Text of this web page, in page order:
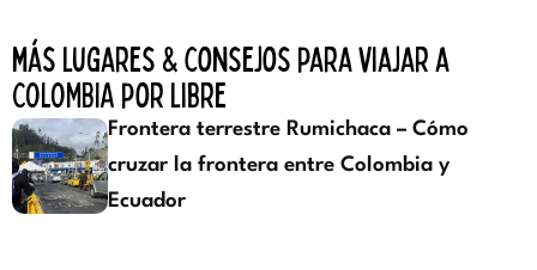
más lugares & consejos para viajar a
COLOMBIA por libre
Frontera terrestre Rumichaca – Cómo
cruzar la frontera entre Colombia y
Ecuador